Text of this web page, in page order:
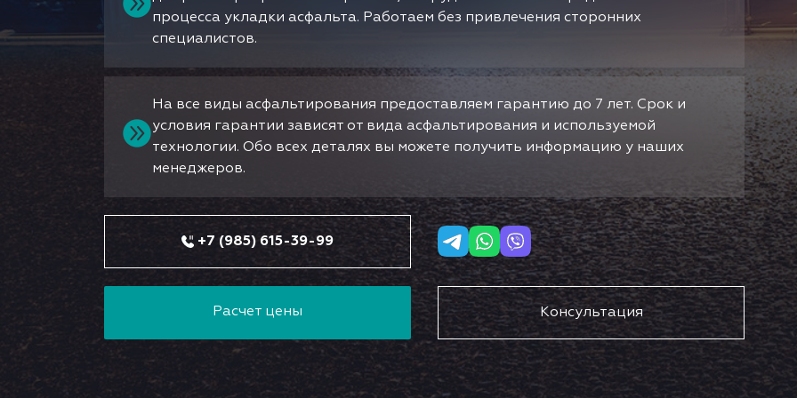
процесса укладки асфальта. Работаем без привлечения сторонних
специалистов.
На все виды асфальтирования предоставляем гарантию до 7 лет. Срок и
условия гарантии зависят от вида асфальтирования и используемой
технологии. Обо всех деталях вы можете получить информацию у наших
менеджеров.
+7 (985) 615-39-99
Расчет цены Консультация